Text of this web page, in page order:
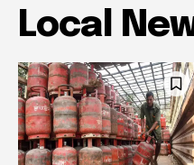
Local